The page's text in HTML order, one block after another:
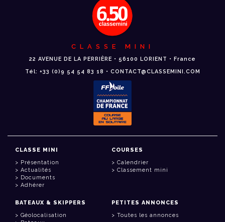
CLASSE MINI
22 AVENUE DE LA PERRIÈRE • 56100 LORIENT • France
Tél: +33 (0)9 54 54 83 18 • CONTACT@CLASSEMINI.COM
CLASSE MINI
Présentation
Actualités
Documents
Adhérer
COURSES
Calendrier
Classement mini
BATEAUX & SKIPPERS
Géolocalisation
PETITES ANNONCES
Toutes les annonces